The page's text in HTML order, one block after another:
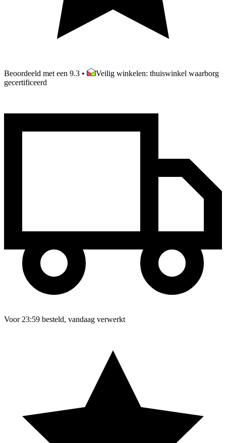
Beoordeeld met een 9.3 •
Veilig winkelen: thuiswinkel waarborg
gecertificeerd
Voor 23:59 besteld, vandaag verwerkt